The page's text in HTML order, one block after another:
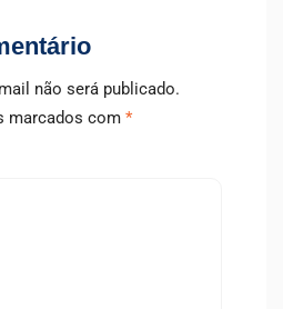
não será publicado.
marcados com *